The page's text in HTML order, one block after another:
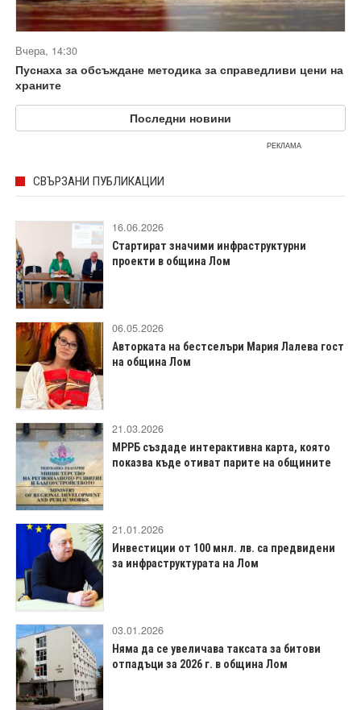
Вчера, 14:30
Пуснаха за обсъждане методика за справедливи цени на
храните
Последни новини
РЕКЛАМА
СВЪРЗАНИ ПУБЛИКАЦИИ
16.06.2026
Стартират значими инфраструктурни
проекти в община Лом
06.05.2026
Авторката на бестселъри Мария Лалева гост
на община Лом
21.03.2026
МРРБ създаде интерактивна карта, която
показва къде отиват парите на общините
21.01.2026
Инвестиции от 100 мнл. лв. са предвидени
за инфраструктурата на Лом
03.01.2026
Няма да се увеличава таксата за битови
отпадъци за 2026 г. в община Лом